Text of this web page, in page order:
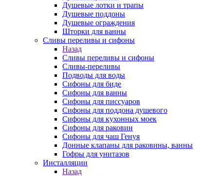
Душевые лотки и трапы
Душевые поддоны
Душевые ограждения
Шторки для ванны
Сливы переливы и сифоны
Назад
Сливы переливы и сифоны
Сливы-переливы
Подводы для воды
Сифоны для биде
Сифоны для ванны
Сифоны для писсуаров
Сифоны для поддона душевого
Сифоны для кухонных моек
Сифоны для раковин
Сифоны для чаш Генуя
Донные клапаны для раковины, ванны
Гофры для унитазов
Инсталляции
Назад